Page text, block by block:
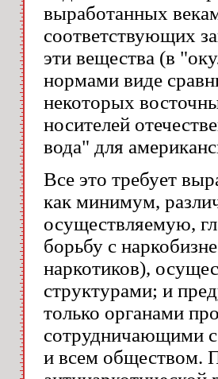
выработанных
соответствующих
эти вещества (в
нормами виде
некоторых
носителей
вода" для
Все это требует
как минимум,
осуществляемую,
борьбу с
наркотиков),
структурами; и
только органами
сотрудничающими
и всем обществом.